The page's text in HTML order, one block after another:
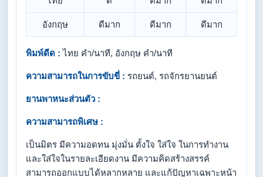
อังกฤษ ดีมาก ดีมาก ดีมาก
พิมพ์ดีด : ไทย คำ/นาที, อังกฤษ คำ/นาที
ความสามารถในการขับขี่ : รถยนต์, รถจักรยานยนต์
ยานพาหนะส่วนตัว :
ความสามารถพิเศษ :
เป็นมิตร มีความอดทน มุ่งมั่น ตั้งใจ ใส่ใจ ในการทำงาน
และใส่ใจในรายละเอียดงาน มีความคิดสร้างสรรค์
สามารถออกแบบได้หลากหลาย และแก้ปัญหาเฉพาะหน้า